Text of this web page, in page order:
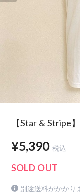
【Star & Stripe
¥5,390 税込
SOLD OUT
別途送料がかかり